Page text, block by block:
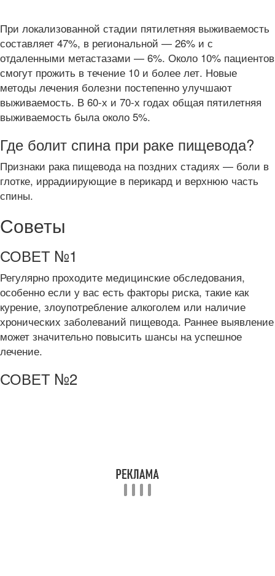
При локализованной стадии пятилетняя выживаемость
составляет 47%, в региональной — 26% и с
отдаленными метастазами — 6%. Около 10% пациентов
смогут прожить в течение 10 и более лет. Новые
методы лечения болезни постепенно улучшают
выживаемость. В 60-х и 70-х годах общая пятилетняя
выживаемость была около 5%.
Где болит спина при раке пищевода?
Признаки рака пищевода на поздних стадиях — боли в
глотке, иррадиирующие в перикард и верхнюю часть
спины.
Советы
СОВЕТ №1
Регулярно проходите медицинские обследования,
особенно если у вас есть факторы риска, такие как
курение, злоупотребление алкоголем или наличие
хронических заболеваний пищевода. Раннее выявление
может значительно повысить шансы на успешное
лечение.
СОВЕТ №2